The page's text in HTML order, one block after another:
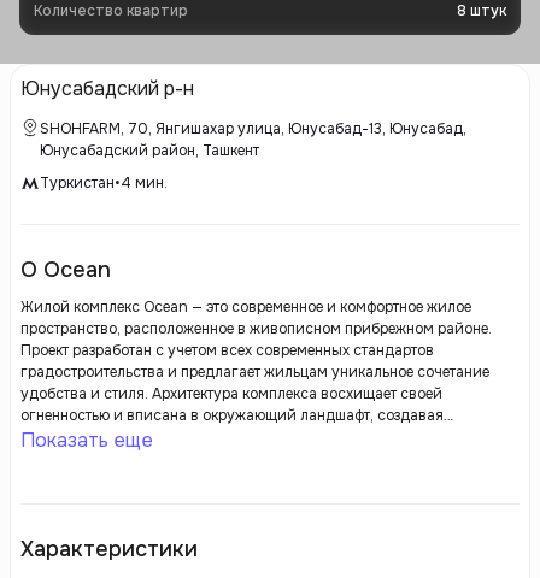
Количество квартир 8 штук
Юнусабадский р-н
SHOHFARM, 70, Янгишахар улица, Юнусабад-13, Юнусабад,
Юнусабадский район, Ташкент
Туркистан•4 мин.
О Ocean
Жилой комплекс Ocean — это современное и комфортное жилое
пространство, расположенное в живописном прибрежном районе.
Проект разработан с учетом всех современных стандартов
градостроительства и предлагает жильцам уникальное сочетание
удобства и стиля. Архитектура комплекса восхищает своей
огненностью и вписана в окружающий ландшафт, создавая
атмосферу уюта и спокойствия.
Показать еще
Характеристики